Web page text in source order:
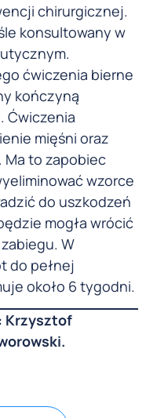
chirurgicznej.
konsultowany w
ćwiczenia bierne
kończyną
Ćwiczenia
mięśni oraz
Ma to zapobiec
wzorce
do uszkodzeń
mogła wrócić
W
do pełnej
około 6 tygodni.
Krzysztof